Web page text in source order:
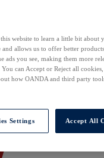
website to learn a little bit
allows us to offer better
ads you see, making them more
can Accept or Reject all
how OANDA and third party
Settings Accept All